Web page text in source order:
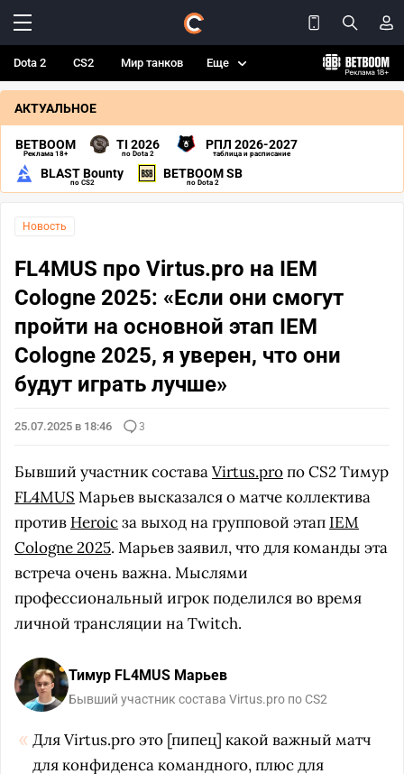
Dota 2 CS2 Мир танков Еще
АКТУАЛЬНОЕ
BETBOOM
Реклама 18+
TI 2026
по Dota 2
РПЛ 2026-2027
таблица и расписание
BLAST Bounty
по CS2
BETBOOM SB
по Dota 2
Новость
FL4MUS про Virtus.pro на IEM
Cologne 2025: «Если они смогут
пройти на основной этап IEM
Cologne 2025, я уверен, что они
будут играть лучше»
25.07.2025 в 18:46 3
Бывший участник составаVirtus.proпо CS2 Тимур
FL4MUS Марьев высказался о матче коллектива
против Heroicза выход на групповой этап IEM
Cologne 2025. Марьев заявил, что для команды эта
встреча очень важна. Мыслями
профессиональный игрок поделился во время
личной трансляции на Twitch.
Тимур FL4MUS Марьев
Бывший участник состава Virtus.pro по CS2
ДляVirtus.proэто [пипец] какой важный матч
для конфиденса командного, плюс для